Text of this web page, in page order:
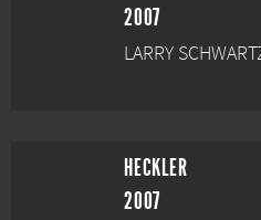
2007
LARRY
HECKLER
2007